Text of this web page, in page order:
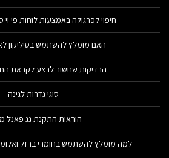
חיפוי לפרגולה באמצעות לוחות פי וי
האם מומלץ להשתמש בסיליקון
הבדיקות שחשוב לבצע לקראת
סוגי גדרות לגינה
הוראות התקנת גג פאנל
למה מומלץ להשתמש בחומרי ברזל